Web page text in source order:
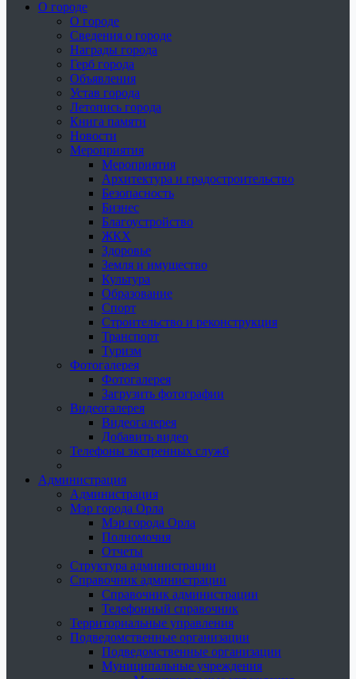
О городе
О городе
Сведения о городе
Награды города
Герб города
Объявления
Устав города
Летопись города
Книга памяти
Новости
Мероприятия
Мероприятия
Архитектура и градостроительство
Безопасность
Бизнес
Благоустройство
ЖКХ
Здоровье
Земля и имущество
Культура
Образование
Спорт
Строительство и реконструкция
Транспорт
Туризм
Фотогалерея
Фотогалерея
Загрузить фотографии
Видеогалерея
Видеогалерея
Добавить видео
Телефоны экстренных служб
Администрация
Администрация
Мэр города Орла
Мэр города Орла
Полномочия
Отчеты
Структура администрации
Справочник администрации
Справочник администрации
Телефонный справочник
Территориальные управления
Подведомственные организации
Подведомственные организации
Муниципальные учреждения